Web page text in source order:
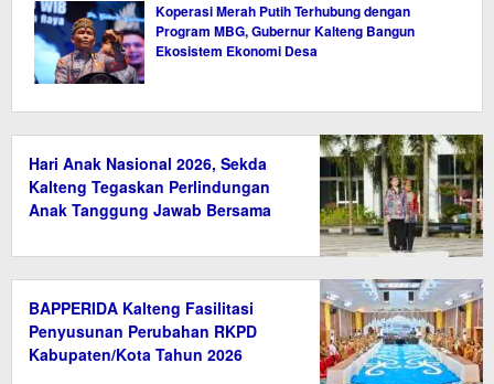
Koperasi Merah Putih Terhubung dengan
Program MBG, Gubernur Kalteng Bangun
Ekosistem Ekonomi Desa
Hari Anak Nasional 2026, Sekda
Kalteng Tegaskan Perlindungan
Anak Tanggung Jawab Bersama
BAPPERIDA Kalteng Fasilitasi
Penyusunan Perubahan RKPD
Kabupaten/Kota Tahun 2026